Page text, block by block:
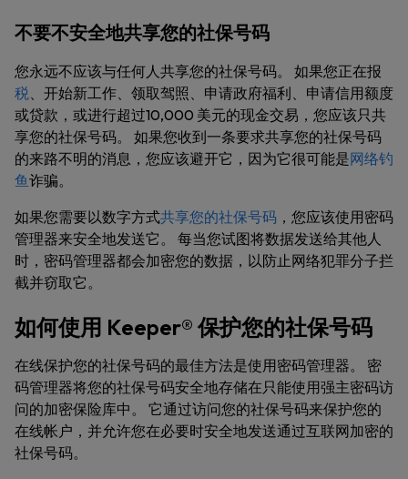
不要不安全地共享您的社保号码
您永远不应该与任何人共享您的社保号码。 如果您正在报
税、开始新工作、领取驾照、申请政府福利、申请信用额度
或贷款，或进行超过10,000 美元的现金交易，您应该只共
享您的社保号码。 如果您收到一条要求共享您的社保号码
的来路不明的消息，您应该避开它，因为它很可能是网络钓
鱼诈骗。
如果您需要以数字方式共享您的社保号码 ，您应该使用密码
管理器来安全地发送它。 每当您试图将数据发送给其他人
时，密码管理器都会加密您的数据，以防止网络犯罪分子拦
截并窃取它。
如何使用 Keeper® 保护您的社保号码
在线保护您的社保号码的最佳方法是使用密码管理器。 密
码管理器将您的社保号码安全地存储在只能使用强主密码访
问的加密保险库中。 它通过访问您的社保号码来保护您的
在线帐户，并允许您在必要时安全地发送通过互联网加密的
社保号码。